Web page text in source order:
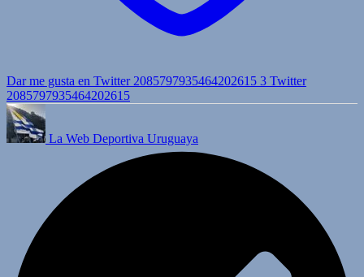
Dar me gusta en Twitter 2085797935464202615 3 Twitter
2085797935464202615
La Web Deportiva Uruguaya